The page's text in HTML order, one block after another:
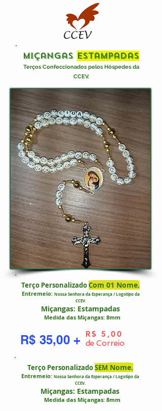
miçangas Estampadas
Terços Confeccionados pelos Hóspedes da
CCEV.
Terço PersonalizadoCom 01 Nome.
Entremeio: Nossa Senhora da Esperança / Logotipo da
CCEV.
Miçangas: Estampadas
Medida das Miçangas: 8mm
R$ 35,00 + R$ 5,00
de Correio
Terço PersonalizadoSEM Nome.
Entremeio: Nossa Senhora da Esperança / Logotipo da
CCEV.
Miçangas: Estampadas
Medida das Miçangas: 8mm